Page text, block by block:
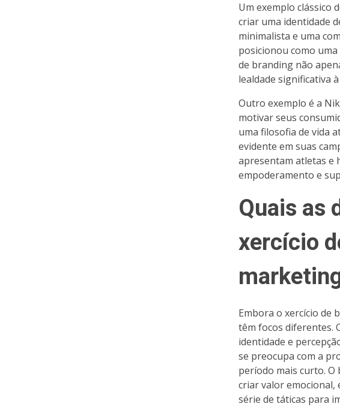
Um exemplo clássico
criar uma identidade
minimalista e uma
posicionou como
de branding não
lealdade significativa
Outro exemplo é a
motivar seus
uma filosofia de vida
evidente em suas
apresentam atletas e
empoderamento e
Quais as
xercício
Embora o xercício de
têm focos diferentes.
identidade e
se preocupa com a
período mais curto.
criar valor emocional,
série de táticas para